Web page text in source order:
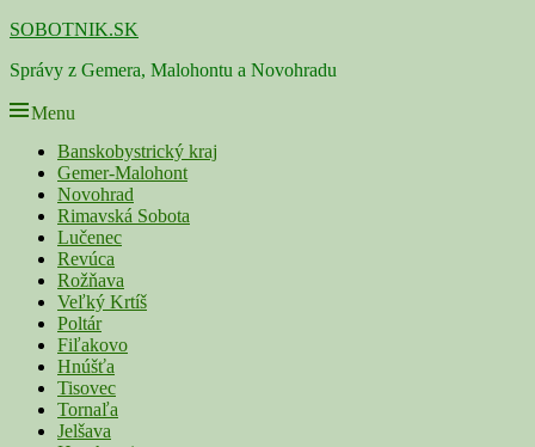
Skip
content
SOBOTNIK.SK
Správy z Gemera, Malohontu a Novohradu
Menu
Primárne
menu
Banskobystrický kraj
Gemer-Malohont
Novohrad
Rimavská Sobota
Lučenec
Revúca
Rožňava
Veľký Krtíš
Poltár
Fiľakovo
Hnúšťa
Tisovec
Tornaľa
Jelšava